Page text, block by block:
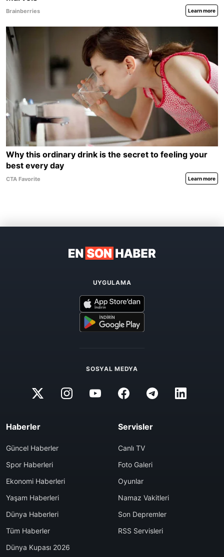
UYGULAMA
SOSYAL MEDYA
Haberler
Güncel Haberler
Spor Haberleri
Ekonomi Haberleri
Yaşam Haberleri
Dünya Haberleri
Tüm Haberler
Dünya Kupası 2026
Servisler
Canlı TV
Foto Galeri
Oyunlar
Namaz Vakitleri
Son Depremler
RSS Servisleri